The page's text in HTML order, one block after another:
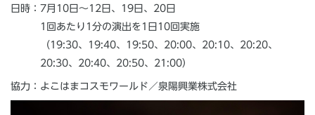
日時：7月10日～12日、19日、20日
1回あたり1分の演出を1日10回実施
（19:30、19:40、19:50、20:00、20:10、20:20、
20:30、20:40、20:50、21:00）
協力：よこはまコスモワールド／泉陽興業株式会社